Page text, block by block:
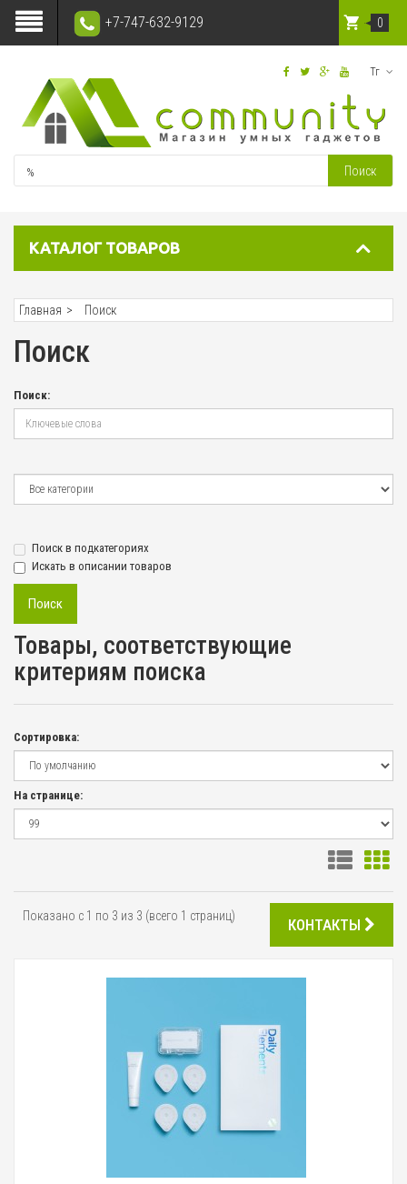
+7-747-632-9129
Тг
Поиск
0
КАТАЛОГ ТОВАРОВ
Главная Поиск
Поиск
Поиск:
Поиск в подкатегориях
Искать в описании товаров
Товары, соответствующие
критериям поиска
Сортировка:
На странице:
Показано с 1 по 3 из 3 (всего 1 страниц) КОНТАКТЫ